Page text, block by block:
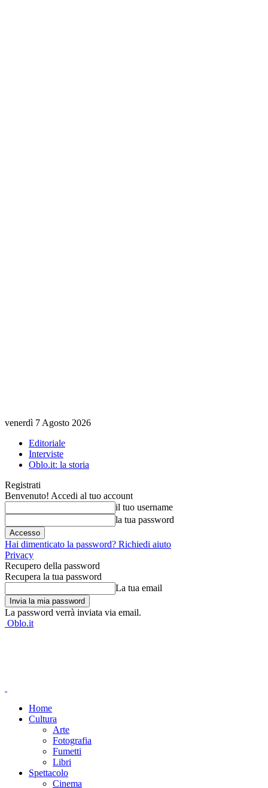
venerdì 7 Agosto 2026
Editoriale
Interviste
Oblo.it: la storia
Registrati
Benvenuto! Accedi al tuo account
il tuo username
la tua password
Hai dimenticato la password? Richiedi aiuto
Privacy
Recupero della password
Recupera la tua password
La tua email
La password verrà inviata via email.
Oblo.it
Home
Cultura
Arte
Fotografia
Fumetti
Libri
Spettacolo
Cinema